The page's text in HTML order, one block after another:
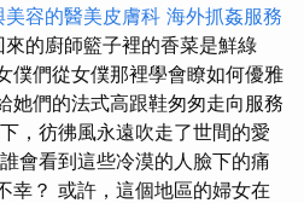
容的醫美皮膚科 海外抓姦服務
來的廚師籃子裡的香菜是鮮綠
僕們從女僕那裡學會瞭如何優雅
她們的法式高跟鞋匆匆走向服務
，彷彿風永遠吹走了世間的愛
會看到這些冷漠的人臉下的痛
幸？ 或許，這個地區的婦女在